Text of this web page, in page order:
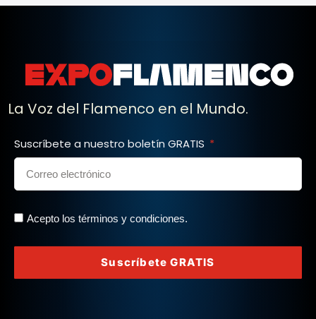
La Voz del Flamenco en el Mundo.
Suscríbete a nuestro boletín GRATIS
Acepto los términos y condiciones.
Suscríbete GRATIS